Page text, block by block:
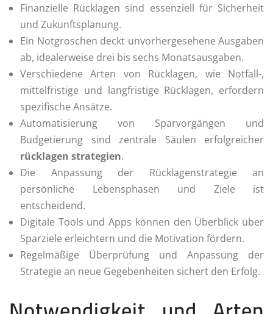
Finanzielle Rücklagen sind essenziell für Sicherheit
und Zukunftsplanung.
Ein Notgroschen deckt unvorhergesehene Ausgaben
ab, idealerweise drei bis sechs Monatsausgaben.
Verschiedene Arten von Rücklagen, wie Notfall-,
mittelfristige und langfristige Rücklagen, erfordern
spezifische Ansätze.
Automatisierung von Sparvorgängen und
Budgetierung sind zentrale Säulen erfolgreicher
rücklagen strategien.
Die Anpassung der Rücklagenstrategie an
persönliche Lebensphasen und Ziele ist
entscheidend.
Digitale Tools und Apps können den Überblick über
Sparziele erleichtern und die Motivation fördern.
Regelmäßige Überprüfung und Anpassung der
Strategie an neue Gegebenheiten sichert den Erfolg.